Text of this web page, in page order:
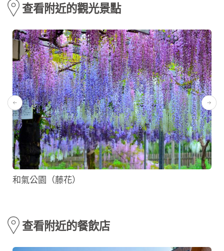
查看附近的觀光景點
和氣公園（藤花）
查看附近的餐飲店